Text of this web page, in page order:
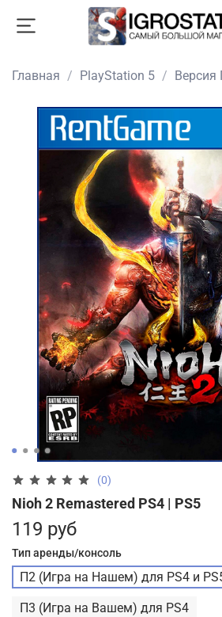
Главная PlayStation 5
(0)
Nioh 2 Remastered PS4 | PS5
119 руб
Тип аренды/консоль
П2 (Игра на Нашем) для PS4 и
П3 (Игра на Вашем) для PS4